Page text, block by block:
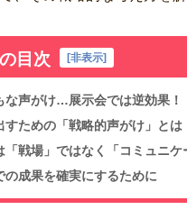
目次 非表示
な声がけ…展示会では逆効果！
すための「戦略的声がけ」とは
「戦場」ではなく「コミュニケ
の成果を確実にするために